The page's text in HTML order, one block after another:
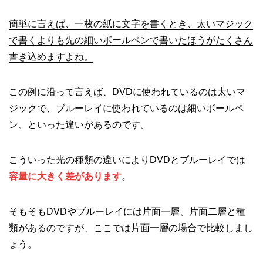
簡単に言えば、一枚の紙に文字を書くとき、太いマジック
で書くよりも先の細いボールペンで書いたほうがたくさん
書き込めますよね。
この例に沿って言えば、DVDに使われているのは太いマ
ジックで、ブルーレイに使われているのは細いボールペ
ン、といった違いがあるのです。
こういった光の種類の違いによりDVDとブルーレイでは
容量に大きく差があります。
そもそもDVDやブルーレイには片面一層、片面二層と種
類があるのですが、ここでは片面一層の場合で比較しまし
ょう。